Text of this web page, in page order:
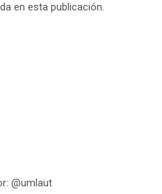
en esta publicación.
@umlaut